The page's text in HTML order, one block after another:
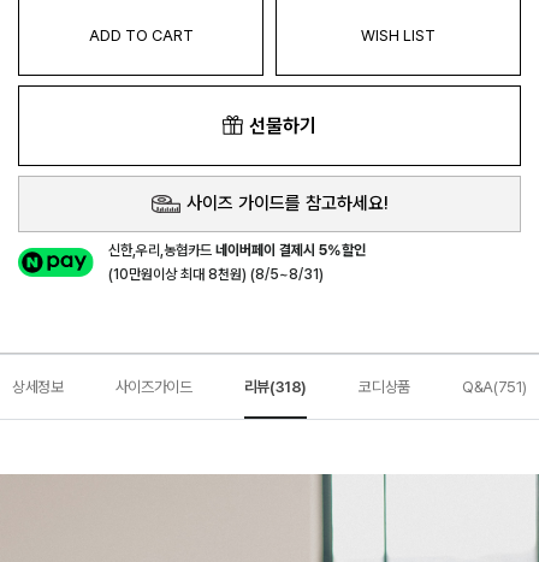
ADD TO CART WISH LIST
선물하기
사이즈 가이드를 참고하세요!
신한,우리,농협카드네이버페이 결제시 5%할인
(10만원이상 최대 8천원) (8/5~8/31)
상세정보 사이즈가이드 리뷰(318) 코디상품 Q&A(751)